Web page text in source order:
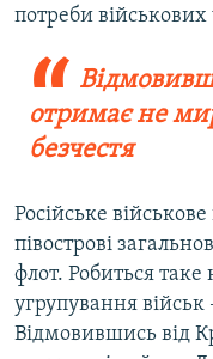
потреби військових
отримає не
безчестя
Російське
півострові
флот. Робиться
угрупування
Відмовившись від